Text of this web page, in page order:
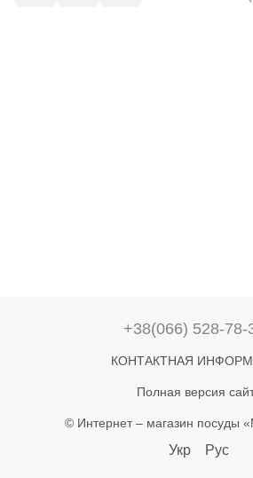
+38(066) 528-78-
КОНТАКТНАЯ
Полная версия
© Интернет – магазин посуды
Укр Рус